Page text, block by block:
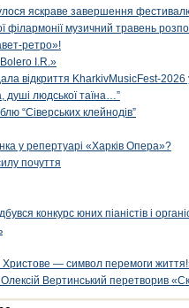
яскраве завершення
філармонії музичний травень
ретро»!
I.R.»
відкриття KharkivMusicFest-2026
душі людської таїна…”
“Сіверських клейнодів”
у репертуарі «Харків Опера»?
почуття
конкурс юних піаністів і
Христове — символ перемоги
Вертинський перетворив